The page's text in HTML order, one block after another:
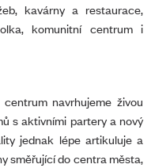
kavárny a restaurace,
komunitní centrum i
navrhujeme živou
s aktivními partery a nový
jednak lépe artikuluje a
směřující do centra města,